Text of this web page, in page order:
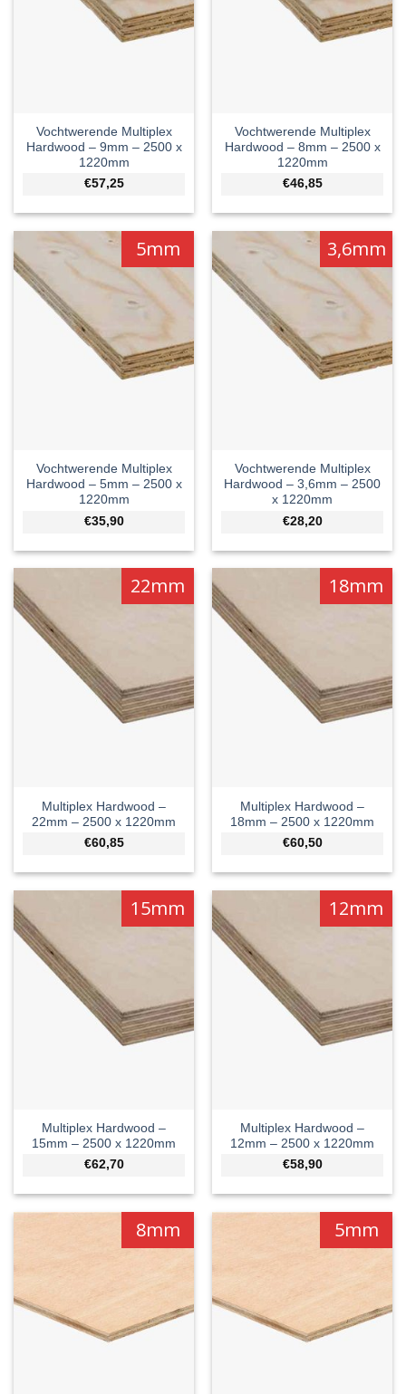
Vochtwerende Multiplex
Hardwood – 9mm – 2500 x
1220mm
€57,25
Vochtwerende Multiplex
Hardwood – 8mm – 2500 x
1220mm
€46,85
5mm
Vochtwerende Multiplex
Hardwood – 5mm – 2500 x
1220mm
€35,90
3,6mm
Vochtwerende Multiplex
Hardwood – 3,6mm – 2500
x 1220mm
€28,20
22mm
Multiplex Hardwood –
22mm – 2500 x 1220mm
€60,85
18mm
Multiplex Hardwood –
18mm – 2500 x 1220mm
€60,50
15mm
Multiplex Hardwood –
15mm – 2500 x 1220mm
€62,70
12mm
Multiplex Hardwood –
12mm – 2500 x 1220mm
€58,90
8mm 5mm